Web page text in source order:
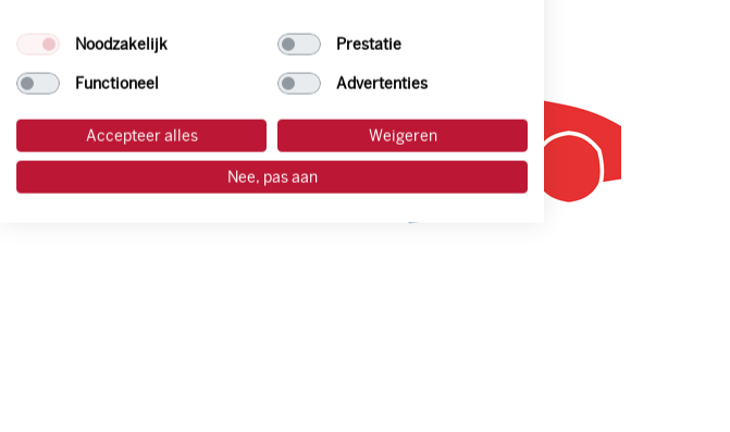
Noodzakelijk Prestatie
Functioneel Advertenties
Accepteer alles Weigeren
Nee, pas aan